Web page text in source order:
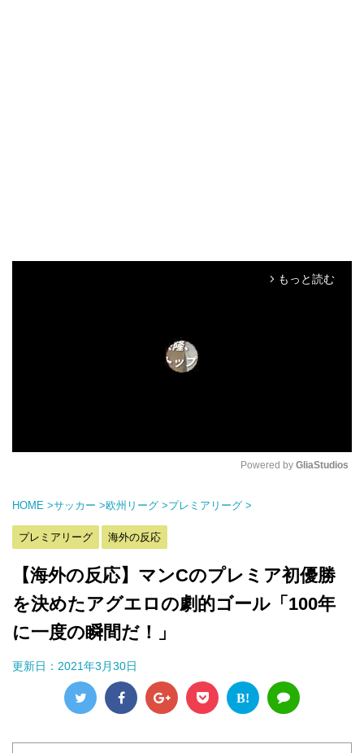
arrow_forward_ios もっと読む
Powered by GliaStudios
HOME >サッカー >欧州リーグ >プレミアリーグ >
プレミアリーグ 海外の反応
【海外の反応】マンCのプレミア初優勝
を決めたアグエロの劇的ゴール「100年
に一度の瞬間だ！」
更新日： 2021年3月30日
B!